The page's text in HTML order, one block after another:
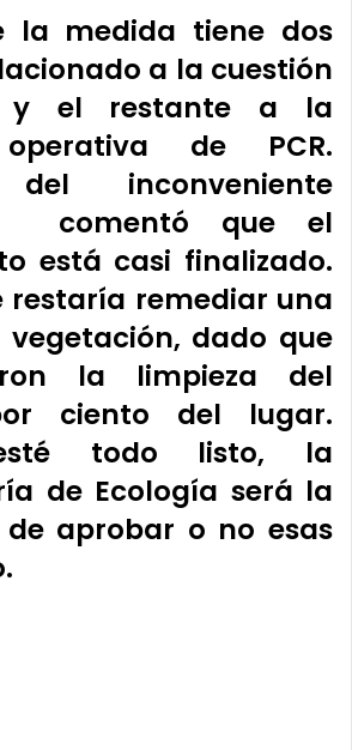
la medida tiene dos
a la cuestión
y el restante a la
de PCR.
del inconveniente
comentó que el
está casi finalizado.
restaría remediar una
dado que
la limpieza del
ciento del lugar.
todo listo, la
de Ecología será la
aprobar o no esas